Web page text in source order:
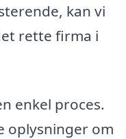
kan vi
rette firma i
enkel proces.
oplysninger om